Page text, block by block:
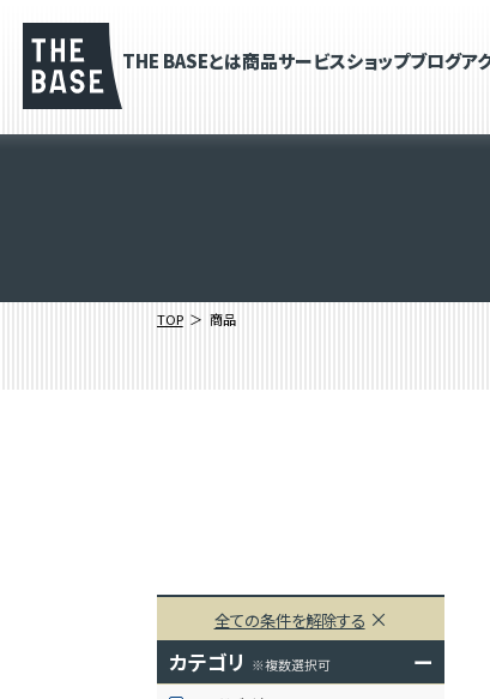
THE BASEとは商品サービスショップブログア
TOP 商品
全ての条件を解除する
カテゴリ ※複数選択可 ー